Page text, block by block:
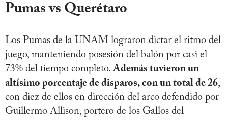
Pumas vs Querétaro
Los Pumas de la UNAM lograron dictar el ritmo del
juego, manteniendo posesión del balón por casi el
73% del tiempo completo.Además tuvieron un
altísimo porcentaje de disparos, con un total de 26,
con diez de ellos en dirección del arco defendido por
Guillermo Allison, portero de los Gallos del